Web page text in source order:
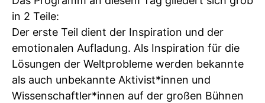
in 2 Teile:
Der erste Teil dient der Inspiration und der
emotionalen Aufladung. Als Inspiration für die
Lösungen der Weltprobleme werden bekannte
als auch unbekannte Aktivist*innen und
Wissenschaftler*innen auf der großen Bühnen